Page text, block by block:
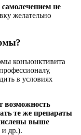
самолечением не
желательно
конъюнктивита
в условиях
возможность
те же препараты
выше
др.).